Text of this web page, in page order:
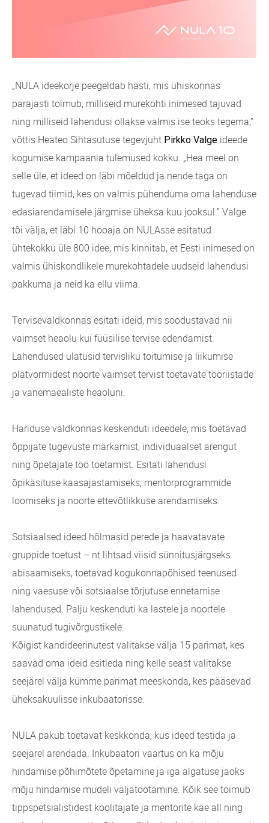
„NULA ideekorje peegeldab hästi, mis ühiskonnas
parajasti toimub, milliseid murekohti inimesed tajuvad
ning milliseid lahendusi ollakse valmis ise teoks tegema,”
võttis Heateo Sihtasutuse tegevjuht Pirkko Valge ideede
kogumise kampaania tulemused kokku. „Hea meel on
selle üle, et ideed on läbi mõeldud ja nende taga on
tugevad tiimid, kes on valmis pühenduma oma lahenduse
edasiarendamisele järgmise üheksa kuu jooksul.” Valge
tõi välja, et läbi 10 hooaja on NULAsse esitatud
ühtekokku üle 800 idee, mis kinnitab, et Eesti inimesed on
valmis ühiskondlikele murekohtadele uudseid lahendusi
pakkuma ja neid ka ellu viima.
Tervisevaldkonnas esitati ideid, mis soodustavad nii
vaimset heaolu kui füüsilise tervise edendamist.
Lahendused ulatusid tervisliku toitumise ja liikumise
platvormidest noorte vaimset tervist toetavate tööriistade
ja vanemaealiste heaoluni.
Hariduse valdkonnas keskenduti ideedele, mis toetavad
õppijate tugevuste märkamist, individuaalset arengut
ning õpetajate töö toetamist. Esitati lahendusi
õpikäsituse kaasajastamiseks, mentorprogrammide
loomiseks ja noorte ettevõtlikkuse arendamiseks.
Sotsiaalsed ideed hõlmasid perede ja haavatavate
gruppide toetust – nt lihtsad viisid sünnitusjärgseks
abisaamiseks, toetavad kogukonnapõhised teenused
ning vaesuse või sotsiaalse tõrjutuse ennetamise
lahendused. Palju keskenduti ka lastele ja noortele
suunatud tugivõrgustikele.
Kõigist kandideerinutest valitakse välja 15 parimat, kes
saavad oma ideid esitleda ning kelle seast valitakse
seejärel välja kümme parimat meeskonda, kes pääsevad
üheksakuulisse inkubaatorisse.
NULA pakub toetavat keskkonda, kus ideed testida ja
seejärel arendada. Inkubaatori väärtus on ka mõju
hindamise põhimõtete õpetamine ja iga algatuse jaoks
mõju hindamise mudeli väljatöötamine. Kõik see toimub
tippspetsialistidest koolitajate ja mentorite käe all ning